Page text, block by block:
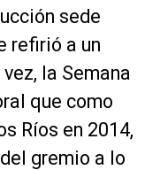
sede
refirió a un
la Semana
que como
Ríos en 2014,
gremio a lo